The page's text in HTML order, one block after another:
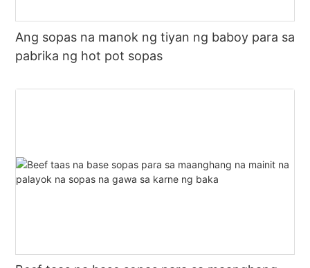
Ang sopas na manok ng tiyan ng baboy para sa
pabrika ng hot pot sopas